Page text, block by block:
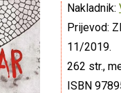
Nakladnik:
Prijevod:
11/2019.
262 str.,
ISBN